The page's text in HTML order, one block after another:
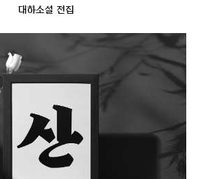
대하소설 전집